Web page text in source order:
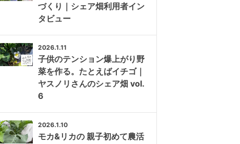
づくり｜シェア畑利用者イン
タビュー
2026.1.11
子供のテンション爆上がり野
菜を作る。たとえばイチゴ｜
ヤスノリさんのシェア畑 vol.
6
2026.1.10
モカ&リカの 親子初めて農活